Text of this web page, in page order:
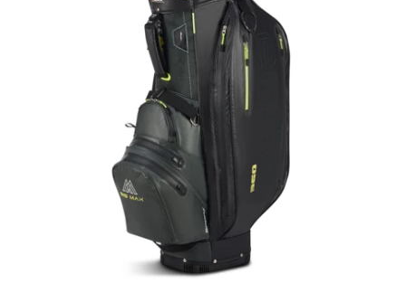
Golfové hole
Oblečení
Boty
Rukavice